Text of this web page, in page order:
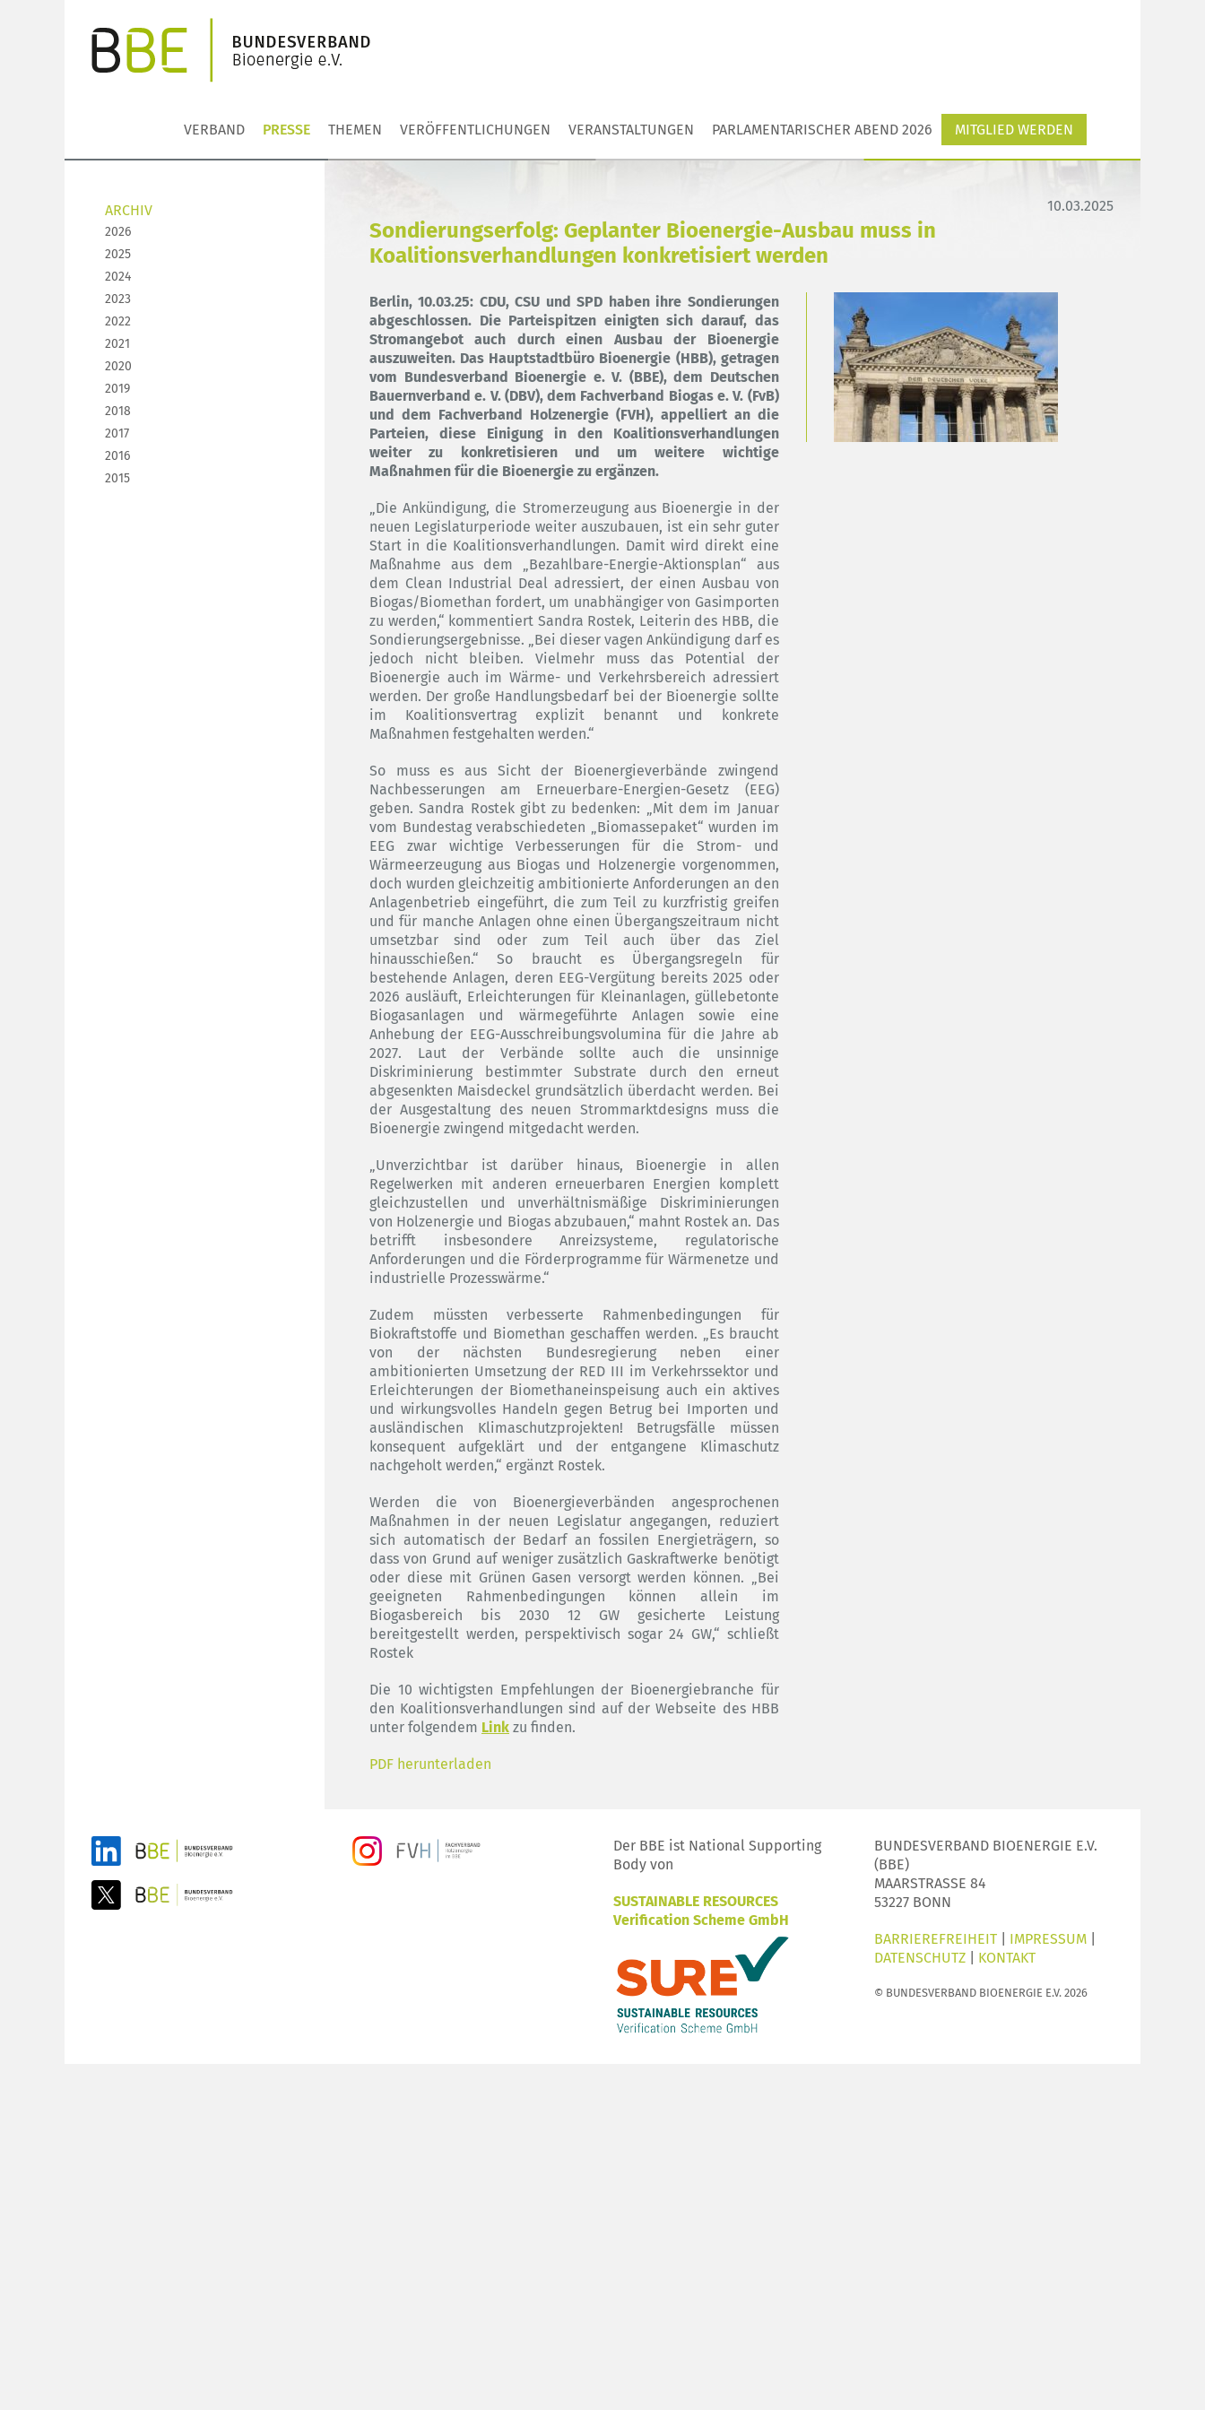
VERBAND PRESSE THEMEN VERÖFFENTLICHUNGEN VERANSTALTUNGEN PARLAMENTARISCHER ABEND 2026 MITGLIED WERDEN
ARCHIV
2026
2025
2024
2023
2022
2021
2020
2019
2018
2017
2016
2015
10.03.2025
Sondierungserfolg: Geplanter Bioenergie-Ausbau muss in
Koalitionsverhandlungen konkretisiert werden
Berlin, 10.03.25: CDU, CSU und SPD haben ihre Sondierungen
abgeschlossen. Die Parteispitzen einigten sich darauf, das
Stromangebot auch durch einen Ausbau der Bioenergie
auszuweiten. Das Hauptstadtbüro Bioenergie (HBB), getragen
vom Bundesverband Bioenergie e. V. (BBE), dem Deutschen
Bauernverband e. V. (DBV), dem Fachverband Biogas e. V. (FvB)
und dem Fachverband Holzenergie (FVH), appelliert an die
Parteien, diese Einigung in den Koalitionsverhandlungen
weiter zu konkretisieren und um weitere wichtige
Maßnahmen für die Bioenergie zu ergänzen.
„Die Ankündigung, die Stromerzeugung aus Bioenergie in der
neuen Legislaturperiode weiter auszubauen, ist ein sehr guter
Start in die Koalitionsverhandlungen. Damit wird direkt eine
Maßnahme aus dem „Bezahlbare-Energie-Aktionsplan“ aus
dem Clean Industrial Deal adressiert, der einen Ausbau von
Biogas/Biomethan fordert, um unabhängiger von Gasimporten
zu werden,“ kommentiert Sandra Rostek, Leiterin des HBB, die
Sondierungsergebnisse. „Bei dieser vagen Ankündigung darf es
jedoch nicht bleiben. Vielmehr muss das Potential der
Bioenergie auch im Wärme- und Verkehrsbereich adressiert
werden. Der große Handlungsbedarf bei der Bioenergie sollte
im Koalitionsvertrag explizit benannt und konkrete
Maßnahmen festgehalten werden.“
So muss es aus Sicht der Bioenergieverbände zwingend
Nachbesserungen am Erneuerbare-Energien-Gesetz (EEG)
geben. Sandra Rostek gibt zu bedenken: „Mit dem im Januar
vom Bundestag verabschiedeten „Biomassepaket“ wurden im
EEG zwar wichtige Verbesserungen für die Strom- und
Wärmeerzeugung aus Biogas und Holzenergie vorgenommen,
doch wurden gleichzeitig ambitionierte Anforderungen an den
Anlagenbetrieb eingeführt, die zum Teil zu kurzfristig greifen
und für manche Anlagen ohne einen Übergangszeitraum nicht
umsetzbar sind oder zum Teil auch über das Ziel
hinausschießen.“ So braucht es Übergangsregeln für
bestehende Anlagen, deren EEG-Vergütung bereits 2025 oder
2026 ausläuft, Erleichterungen für Kleinanlagen, güllebetonte
Biogasanlagen und wärmegeführte Anlagen sowie eine
Anhebung der EEG-Ausschreibungsvolumina für die Jahre ab
2027. Laut der Verbände sollte auch die unsinnige
Diskriminierung bestimmter Substrate durch den erneut
abgesenkten Maisdeckel grundsätzlich überdacht werden. Bei
der Ausgestaltung des neuen Strommarktdesigns muss die
Bioenergie zwingend mitgedacht werden.
„Unverzichtbar ist darüber hinaus, Bioenergie in allen
Regelwerken mit anderen erneuerbaren Energien komplett
gleichzustellen und unverhältnismäßige Diskriminierungen
von Holzenergie und Biogas abzubauen,“ mahnt Rostek an. Das
betrifft insbesondere Anreizsysteme, regulatorische
Anforderungen und die Förderprogramme für Wärmenetze und
industrielle Prozesswärme.“
Zudem müssten verbesserte Rahmenbedingungen für
Biokraftstoffe und Biomethan geschaffen werden. „Es braucht
von der nächsten Bundesregierung neben einer
ambitionierten Umsetzung der RED III im Verkehrssektor und
Erleichterungen der Biomethaneinspeisung auch ein aktives
und wirkungsvolles Handeln gegen Betrug bei Importen und
ausländischen Klimaschutzprojekten! Betrugsfälle müssen
konsequent aufgeklärt und der entgangene Klimaschutz
nachgeholt werden,“ ergänzt Rostek.
Werden die von Bioenergieverbänden angesprochenen
Maßnahmen in der neuen Legislatur angegangen, reduziert
sich automatisch der Bedarf an fossilen Energieträgern, so
dass von Grund auf weniger zusätzlich Gaskraftwerke benötigt
oder diese mit Grünen Gasen versorgt werden können. „Bei
geeigneten Rahmenbedingungen können allein im
Biogasbereich bis 2030 12 GW gesicherte Leistung
bereitgestellt werden, perspektivisch sogar 24 GW,“ schließt
Rostek
Die 10 wichtigsten Empfehlungen der Bioenergiebranche für
den Koalitionsverhandlungen sind auf der Webseite des HBB
unter folgendem Link zu finden.
PDF herunterladen
Der BBE ist National Supporting
Body von
SUSTAINABLE RESOURCES
Verification Scheme GmbH
BUNDESVERBAND BIOENERGIE E.V.
(BBE)
MAARSTRASSE 84
53227 BONN
BARRIEREFREIHEIT IMPRESSUM
DATENSCHUTZ
KONTAKT
© BUNDESVERBAND BIOENERGIE E.V. 2026